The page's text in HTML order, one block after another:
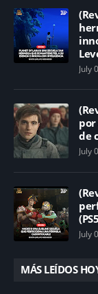
July
por
de
July
July
MÁS LEÍDOS